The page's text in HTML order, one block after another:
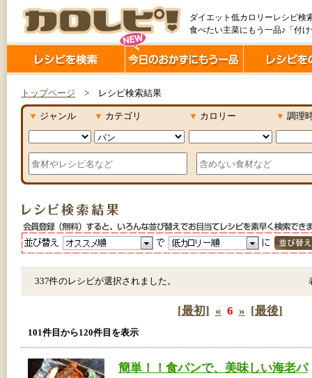
ダイエット低カロリーレシピ検
食べたい主菜にもう一品♪「付
トップページ > レシピ検索結果
▼ ジャンル ▼ カテゴリ ▼ カロリー ▼ 調理
337件のレシピが選択されました。
[最初] « 6 » [最後]
101件目から120件目を表示
簡単！！食パンで、美味しい海老パ